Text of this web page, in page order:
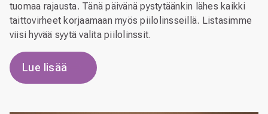
tuomaa rajausta. Tänä päivänä pystytäänkin lähes kaikki
taittovirheet korjaamaan myös piilolinsseillä. Listasimme
viisi hyvää syytä valita piilolinssit.
Lue lisää